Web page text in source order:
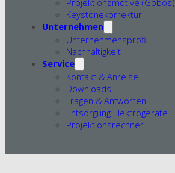
Keystonekorrektur
Unternehmen
Unternehmensprofil
Nachhaltigkeit
Service
Kontakt & Anreise
Downloads
Fragen & Antworten
Entsorgung Elektrogeräte
Projektionsrechner